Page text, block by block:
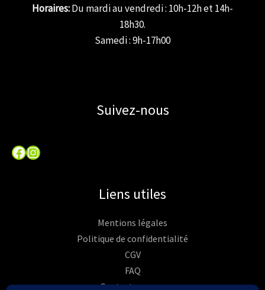
Horaires:Du mardi au vendredi : 10h-12h et 14h-
18h30.
Samedi : 9h-17h00
Suivez-nous
Facebook
Instagram
Liens utiles
Mentions légales
Politique de confidentialité
CGV
FAQ
Contactez-nous